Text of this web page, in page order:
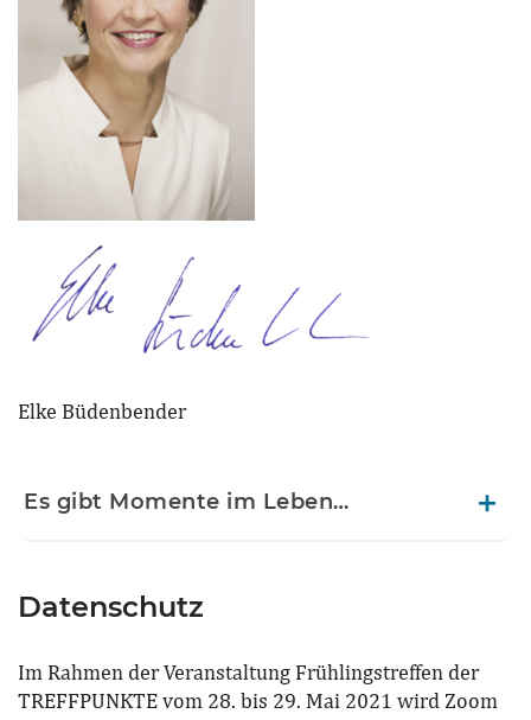
Elke Büdenbender
Es gibt Momente im Leben…
Datenschutz
Im Rahmen der Veranstaltung Frühlingstreffen der
TREFFPUNKTE vom 28. bis 29. Mai 2021 wird Zoom